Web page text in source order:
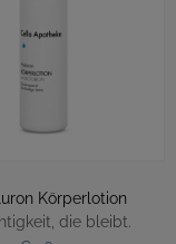
Körperlotion
die bleibt.